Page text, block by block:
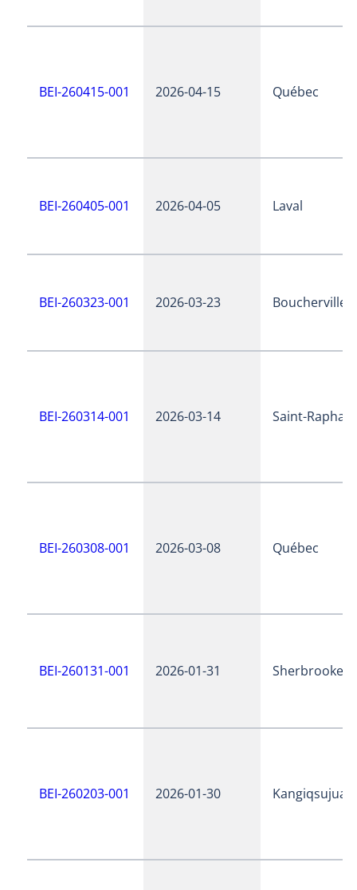
BEI-260415-001 2026-04-15 Québec
BEI-260405-001 2026-04-05 Laval
BEI-260323-001 2026-03-23 Boucherville
BEI-260314-001 2026-03-14 Saint-Raphaël
BEI-260308-001 2026-03-08 Québec
BEI-260131-001 2026-01-31 Sherbrooke
BEI-260203-001 2026-01-30 Kangiqsujuaq